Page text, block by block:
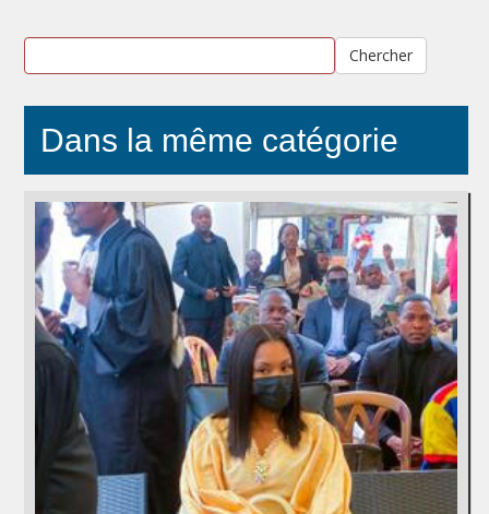
Chercher
Dans la même catégorie